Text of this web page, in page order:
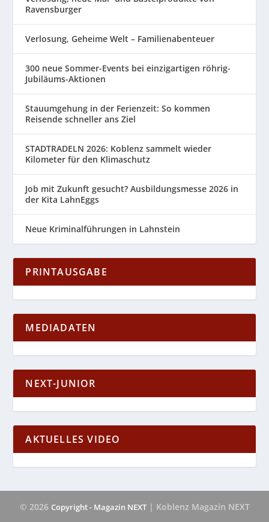
Ravensburger
Verlosung, Geheime Welt – Familienabenteuer
300 neue Sommer-Events bei einzigartigen röhrig-
Jubiläums-Aktionen
Stauumgehung in der Ferienzeit: So kommen
Reisende schneller ans Ziel
STADTRADELN 2026: Koblenz sammelt wieder
Kilometer für den Klimaschutz
Job mit Zukunft gesucht? Ausbildungsmesse 2026 in
der Kita LahnEggs
Neue Kriminalführungen in Lahnstein
PRINTAUSGABE
MEDIADATEN
NEXT-JUNIOR
AKTUELLES VIDEO
© 2026 Copyright - Magazin NEXT| Koblenz Magazin NEXT